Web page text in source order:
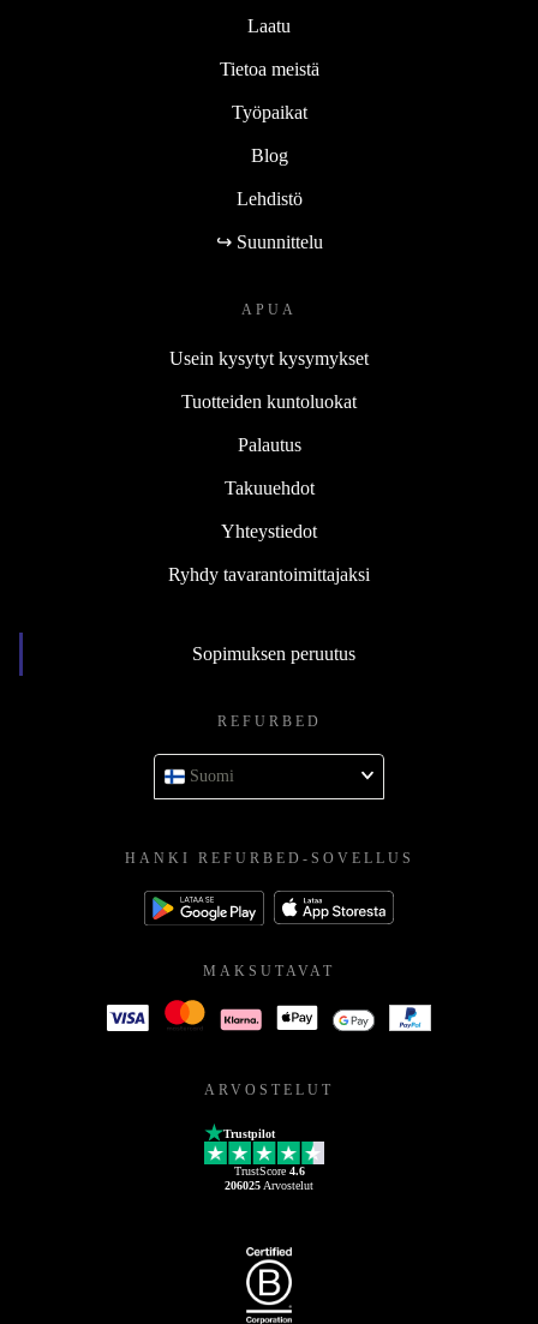
Laatu
Tietoa meistä
Työpaikat
Blog
Lehdistö
↪ Suunnittelu
APUA
Usein kysytyt kysymykset
Tuotteiden kuntoluokat
Palautus
Takuuehdot
Yhteystiedot
Ryhdy tavarantoimittajaksi
Sopimuksen peruutus
REFURBED
Suomi
HANKI REFURBED-SOVELLUS
MAKSUTAVAT
ARVOSTELUT
Trustpilot
TrustScore 4.6
206025 Arvostelut